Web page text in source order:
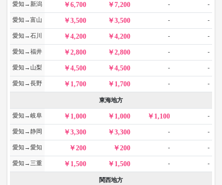
愛知→新潟 6,700 7,200 - -
愛知→富山 3,500 3,500 - -
愛知→石川 4,200 4,200 - -
愛知→福井 2,800 2,800 - -
愛知→山梨 4,500 4,500 - -
愛知→長野 1,700 1,700 - -
東海地方
愛知→岐阜 1,000 1,000 1,100 -
愛知→静岡 3,300 3,300 - -
愛知→愛知 200 200 - -
愛知→三重 1,500 1,500 - -
関西地方